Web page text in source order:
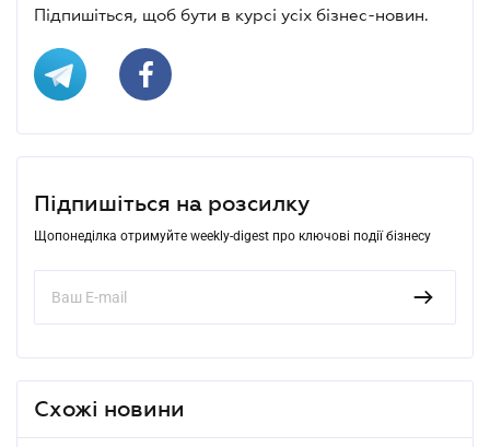
Підпишіться, щоб бути в курсі усіх бізнес-новин.
Підпишіться на розсилку
Щопонеділка отримуйте weekly-digest про ключові події бізнесу
Схожі новини